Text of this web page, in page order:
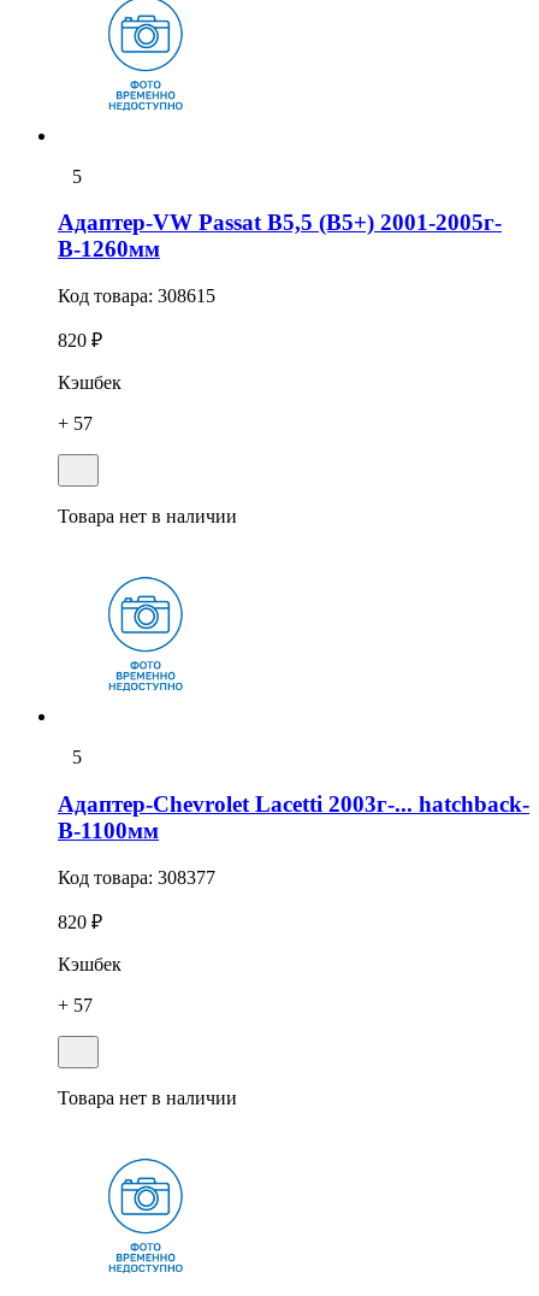
5
Адаптер-VW Passat B5,5 (B5+) 2001-2005г-
В-1260мм
Код товара: 308615
820 ₽
Кэшбек
+ 57
Товара нет в наличии
5
Адаптер-Chevrolet Lacetti 2003г-... hatchback-
В-1100мм
Код товара: 308377
820 ₽
Кэшбек
+ 57
Товара нет в наличии